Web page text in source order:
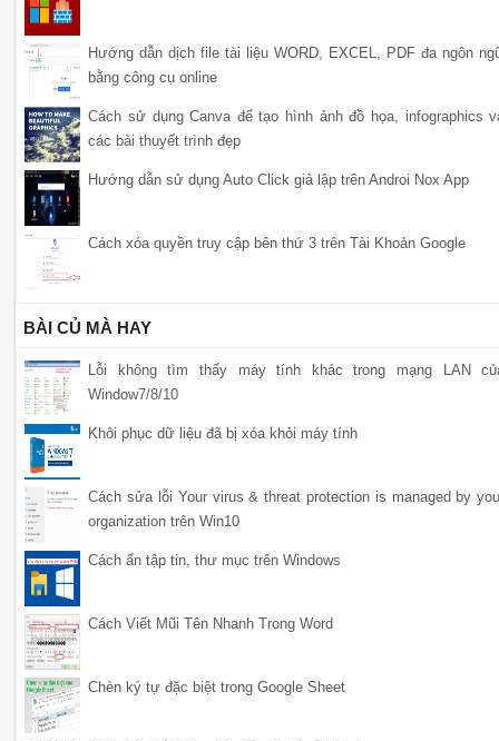
Hướng dẫn dịch file tài liệu WORD, EXCEL, PDF đa ngôn
bằng công cụ online
Cách sử dụng Canva để tạo hình ảnh đồ họa, infographics
các bài thuyết trình đẹp
Hướng dẫn sử dụng Auto Click giả lập trên Androi Nox App
Cách xóa quyền truy cập bên thứ 3 trên Tài Khoản Google
BÀI CỦ MÀ HAY
Lỗi không tìm thấy máy tính khác trong mạng LAN
Window7/8/10
Khôi phục dữ liệu đã bị xóa khỏi máy tính
Cách sửa lỗi Your virus & threat protection is managed by
organization trên Win10
Cách ẩn tập tin, thư mục trên Windows
Cách Viết Mũi Tên Nhanh Trong Word
Chèn ký tự đặc biệt trong Google Sheet